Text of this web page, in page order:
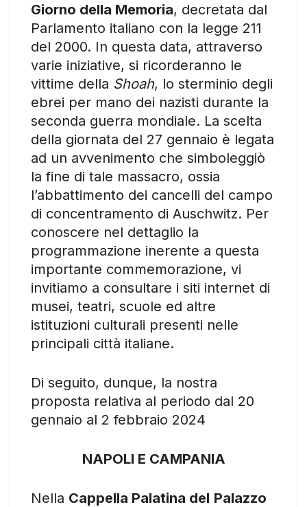
Giorno della Memoria, decretata dal
Parlamento italiano con la legge 211
del 2000. In questa data, attraverso
varie iniziative, si ricorderanno le
vittime della Shoah, lo sterminio degli
ebrei per mano dei nazisti durante la
seconda guerra mondiale. La scelta
della giornata del 27 gennaio è legata
ad un avvenimento che simboleggiò
la fine di tale massacro, ossia
l’abbattimento dei cancelli del campo
di concentramento di Auschwitz. Per
conoscere nel dettaglio la
programmazione inerente a questa
importante commemorazione, vi
invitiamo a consultare i siti internet di
musei, teatri, scuole ed altre
istituzioni culturali presenti nelle
principali città italiane.
Di seguito, dunque, la nostra
proposta relativa al periodo dal 20
gennaio al 2 febbraio 2024
NAPOLI E CAMPANIA
Nella Cappella Palatina del Palazzo